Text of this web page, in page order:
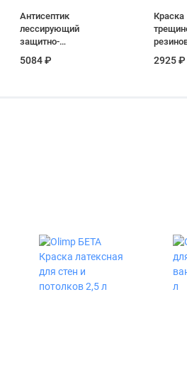
Антисептик
лессирующий
защитно-
декоративный Prosept
Bio Lasur цвет
5084 ₽
Краска
серый
2925 ₽